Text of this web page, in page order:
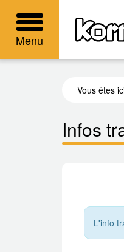
Menu
Vous êtes
Infos
L'info